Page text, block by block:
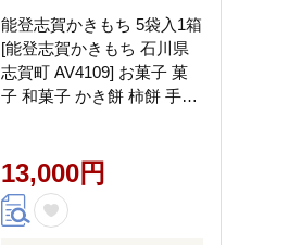
能登志賀かきもち 5袋入1箱
[能登志賀かきもち 石川県
志賀町 AV4109] お菓子 菓
子 和菓子 かき餅 柿餅 手づ
13,000円